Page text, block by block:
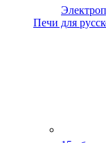
Печи для